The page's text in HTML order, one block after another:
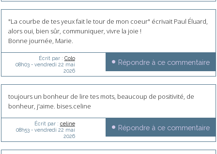
"La courbe de tes yeux fait le tour de mon coeur" écrivait Paul Éluard,
alors oui, bien sûr, communiquer, vivre la joie !
Bonne journée, Marie.
Écrit par : Colo
08h03- vendredi 22 mai
2026
Répondre à ce commentaire
toujours un bonheur de lire tes mots, beaucoup de positivité, de
bonheur, j'aime. bises.celine
Écrit par : celine
08h53- vendredi 22 mai
2026
Répondre à ce commentaire